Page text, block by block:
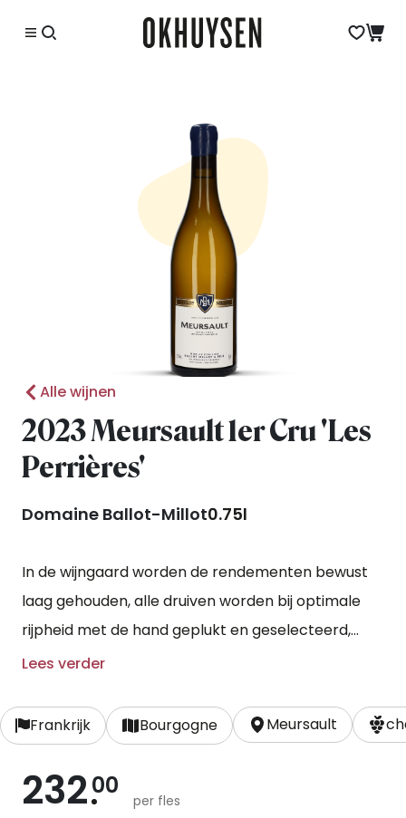
Alle wijnen
2023 Meursault 1er Cru 'Les
Perrières'
Domaine Ballot-Millot0.75l
In de wijngaard worden de rendementen bewust
laag gehouden, alle druiven worden bij optimale
rijpheid met de hand geplukt en geselecteerd,
zowel in de wijngaard als bij binnenkomst in de
onder lage druk geperst. Er wordt alleen spontaan
vergist en zowel de alcoholische als melkzure
omzetting vinden plaats in eikenhouten barriques.
De wijn blijft gedurende twaalf maanden op
Lees verder
Frankrijk Bourgogne Meursault
23200
per fles